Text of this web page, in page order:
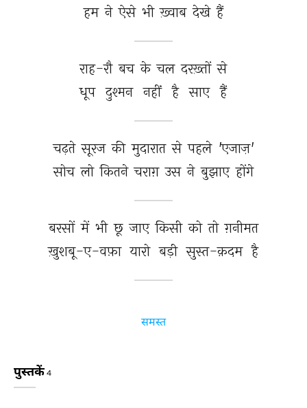
हम ने ऐसे भी ख़्वाब देखे हैं
राह-रौ बच के चल दरख़्तों से
धूप दुश्मन नहीं है साए हैं
चढ़ते सूरज की मुदारात से पहले 'एजाज़'
सोच लो कितने चराग़ उस ने बुझाए होंगे
बरसों में भी छू जाए किसी को तो ग़नीमत
ख़ुशबू-ए-वफ़ा यारो बड़ी सुस्त-क़दम है
समस्त
पुस्तकें 4